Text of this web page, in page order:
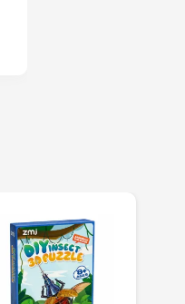
Multistore
Testemițanu